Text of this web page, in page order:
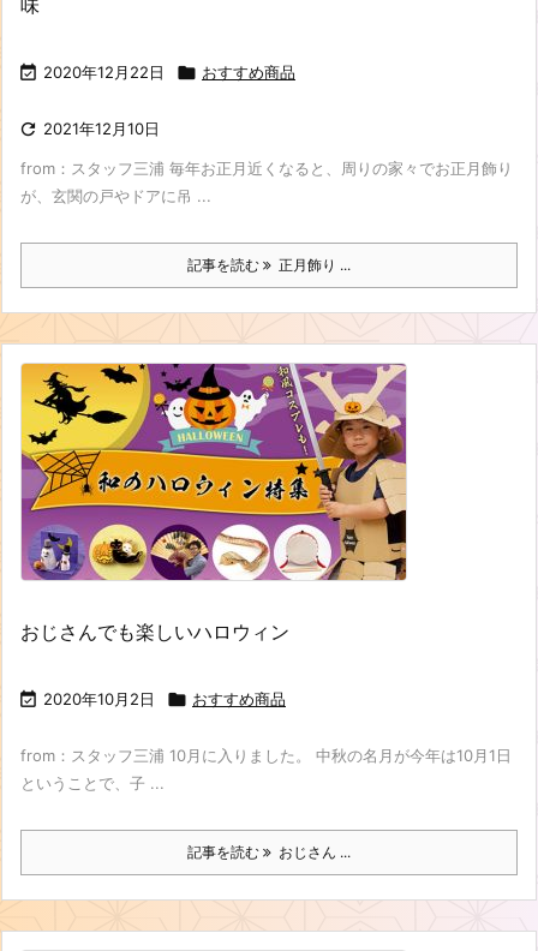
味
 2020年12月22日  おすすめ商品
 2021年12月10日
from：スタッフ三浦 毎年お正月近くなると、周りの家々でお正月飾り
が、玄関の戸やドアに吊 ...
記事を読む 正月飾り ...
おじさんでも楽しいハロウィン
 2020年10月2日  おすすめ商品
from：スタッフ三浦 10月に入りました。 中秋の名月が今年は10月1日
ということで、子 ...
記事を読む おじさん ...